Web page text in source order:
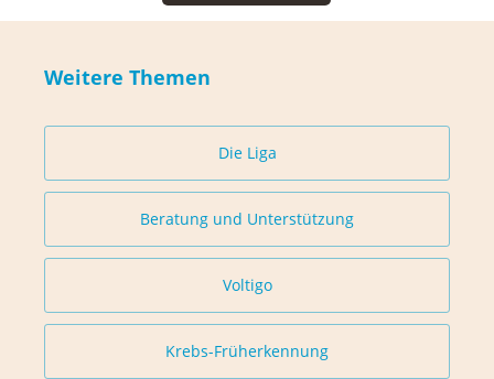
Weitere Themen
Die Liga
Beratung und Unterstützung
Voltigo
Krebs-Früherkennung